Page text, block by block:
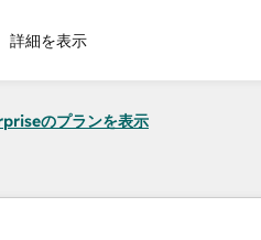
詳細を表示
のプランを表示